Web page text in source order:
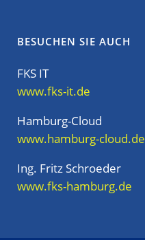
BESUCHEN SIE AUCH
FKS IT
www.fks-it.de
Hamburg-Cloud
www.hamburg-cloud.de
Ing. Fritz Schroeder
www.fks-hamburg.de